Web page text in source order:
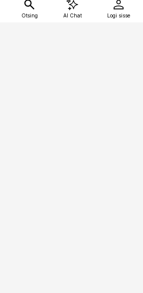
Otsing AI Chat Logi sisse